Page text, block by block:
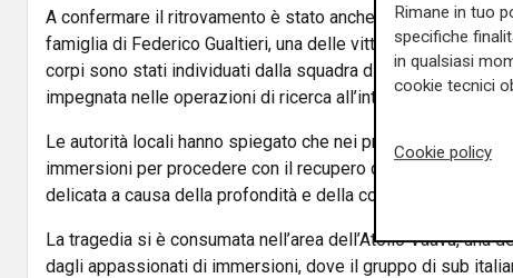
A confermare il ritrovamento è stato anche l’avvocato
famiglia di Federico Gualtieri, una delle vittime. All’AGI il
corpi sono stati individuati dalla squadra di sommozzatori
impegnata nelle operazioni di ricerca all’interno della grotta.
Le autorità locali hanno spiegato che nei prossimi giorni
immersioni per procedere con il recupero delle salme,
delicata a causa della profondità e della conformazione
La tragedia si è consumata nell’area dell’Atollo Vaavu, una
dagli appassionati di immersioni, dove il gruppo di sub
Rimane in tuo
specifiche
in qualsiasi
cookie tecnici
Cookie policy